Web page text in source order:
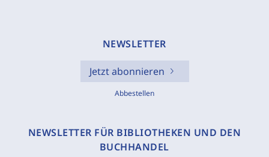
NEWSLETTER
Jetzt abonnieren
Abbestellen
NEWSLETTER FÜR BIBLIOTHEKEN UND DEN
BUCHHANDEL